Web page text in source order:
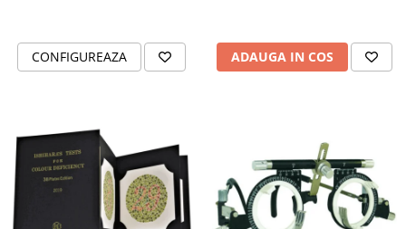
CONFIGUREAZA ADAUGA IN COS